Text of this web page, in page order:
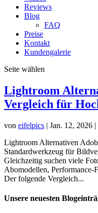
Reviews
Blog
FAQ
Preise
Kontakt
Kundengalerie
Seite wählen
Lightroom
Vergleich für
von eifelpics | Jan. 12, 2026 |
Lightroom Alternativen
Standardwerkzeug für
Gleichzeitig suchen viele
Abomodellen, Performance-
Der folgende Vergleich...
Unsere neuesten